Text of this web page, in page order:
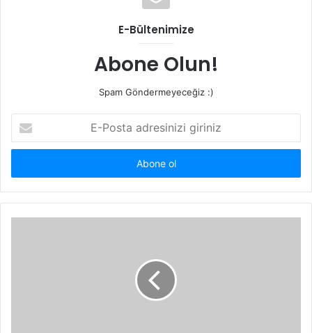
E-Bültenimize
Abone Olun!
Spam Göndermeyeceğiz :)
Posta
adresinizi